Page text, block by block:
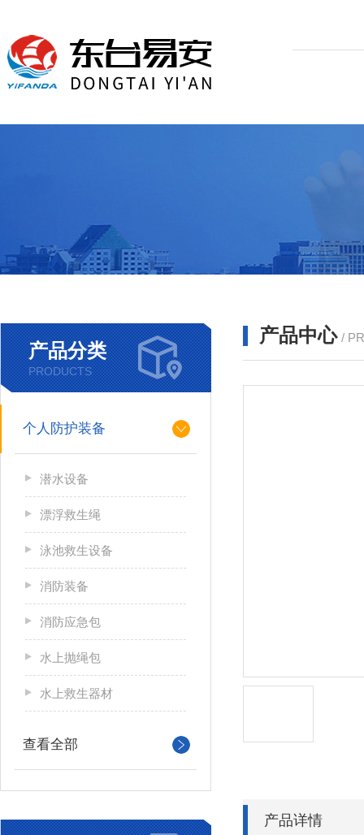
产品分类
PRODUCTS
个人防护装备
潜水设备
漂浮救生绳
泳池救生设备
消防装备
消防应急包
水上抛绳包
水上救生器材
查看全部
产品中心 /
产品详情